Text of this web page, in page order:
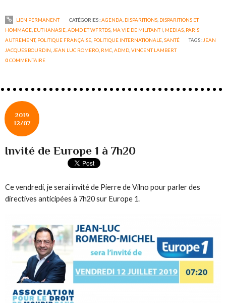
LIEN PERMANENT CATÉGORIES :AGENDA, DISPARITIONS, DISPARITIONS ET
HOMMAGE, EUTHANASIE, ADMD ET WFRTDS, MA VIE DE MILITANT !, MEDIAS, PARIS
AUTREMENT, POLITIQUE FRANÇAISE, POLITIQUE INTERNATIONALE,SANTÉ TAGS :JEAN
JACQUES BOURDIN,JEAN LUC ROMERO, RMC,ADMD,VINCENT LAMBERT
0COMMENTAIRE
2019
12/07
Invité de Europe 1 à 7h20
Ce vendredi, je serai invité de Pierre de Vilno pour parler des
directives anticipées à 7h20 sur Europe 1.